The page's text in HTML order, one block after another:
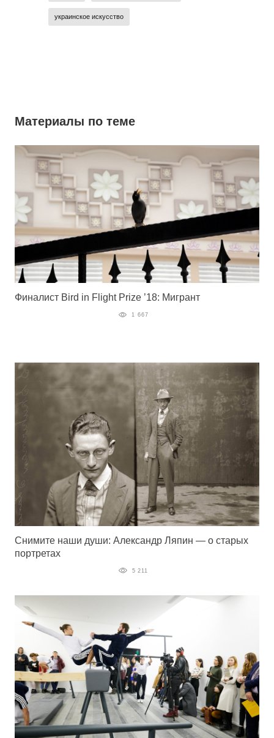
украинское искусство
Материалы по теме
Финалист Bird in Flight Prize ’18: Мигрант
1 667
Снимите наши души: Александр Ляпин — о старых
портретах
5 211